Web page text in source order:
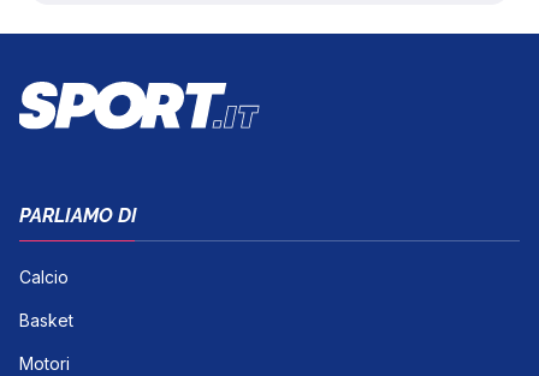
PARLIAMO DI
Calcio
Basket
Motori